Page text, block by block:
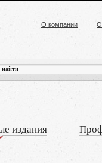
О компании
издания